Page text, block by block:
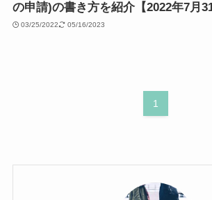
の申請)の書き方を紹介【2022年7月
03/25/2022 05/16/2023
1